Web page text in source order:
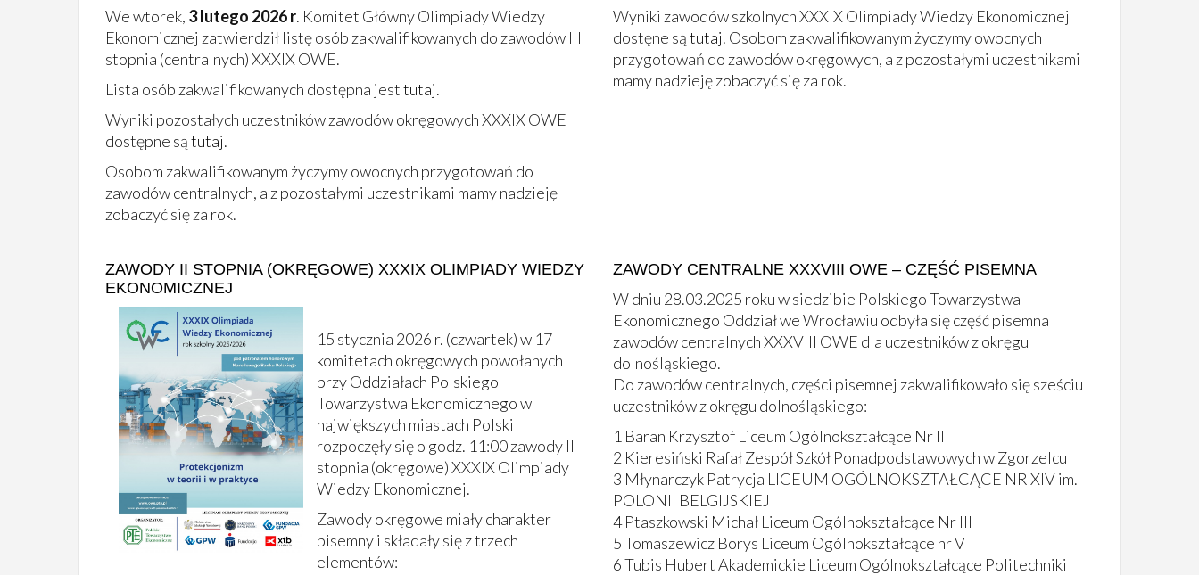
We wtorek, 3 lutego 2026 r. Komitet Główny Olimpiady Wiedzy
Ekonomicznej zatwierdził listę osób zakwalifikowanych do zawodów III
stopnia (centralnych) XXXIX OWE.
Lista osób zakwalifikowanych dostępna jesttutaj.
Wyniki pozostałych uczestników zawodów okręgowych XXXIX OWE
dostępne sątutaj.
Osobom zakwalifikowanym życzymy owocnych przygotowań do
zawodów centralnych, a z pozostałymi uczestnikami mamy nadzieję
zobaczyć się za rok.
Wyniki zawodów szkolnych XXXIX Olimpiady Wiedzy Ekonomicznej
dostęne sątutaj. Osobom zakwalifikowanym życzymy owocnych
przygotowań do zawodów okręgowych, a z pozostałymi uczestnikami
mamy nadzieję zobaczyć się za rok.
ZAWODY II STOPNIA (OKRĘGOWE) XXXIX OLIMPIADY WIEDZY
EKONOMICZNEJ
15 stycznia 2026 r. (czwartek) w 17
komitetach okręgowych powołanych
przy Oddziałach Polskiego
Towarzystwa Ekonomicznego w
największych miastach Polski
rozpoczęły się o godz. 11:00 zawody II
stopnia (okręgowe) XXXIX Olimpiady
Wiedzy Ekonomicznej.
Zawody okręgowe miały charakter
pisemny i składały się z trzech
elementów:
ZAWODY CENTRALNE XXXVIII OWE – CZĘŚĆ PISEMNA
W dniu 28.03.2025 roku w siedzibie Polskiego Towarzystwa
Ekonomicznego Oddział we Wrocławiu odbyła się część pisemna
zawodów centralnych XXXVIII OWE dla uczestników z okręgu
dolnośląskiego.
Do zawodów centralnych, części pisemnej zakwalifikowało się sześciu
uczestników z okręgu dolnośląskiego:
1 Baran Krzysztof Liceum Ogólnokształcące Nr III
2 Kieresiński Rafał Zespół Szkół Ponadpodstawowych w Zgorzelcu
3 Młynarczyk Patrycja LICEUM OGÓLNOKSZTAŁCĄCE NR XIV im.
POLONII BELGIJSKIEJ
4 Ptaszkowski Michał Liceum Ogólnokształcące Nr III
5 Tomaszewicz Borys Liceum Ogólnokształcące nr V
6 Tubis Hubert Akademickie Liceum Ogólnokształcące Politechniki